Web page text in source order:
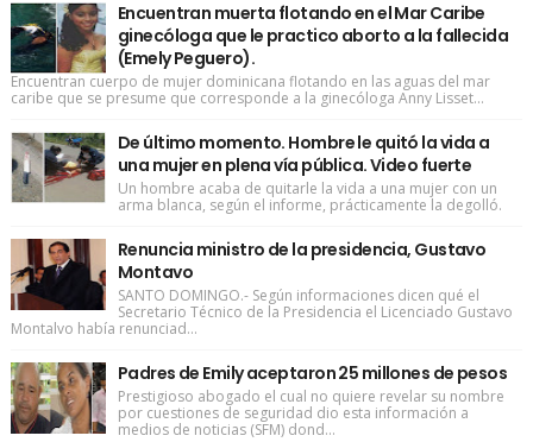
Encuentran muerta flotando en el Mar Caribe
ginecóloga que le practico aborto a la fallecida
(Emely Peguero).
Encuentran cuerpo de mujer dominicana flotando en las aguas del mar
caribe que se presume que corresponde a la ginecóloga Anny Lisset...
De último momento. Hombre le quitó la vida a
una mujer en plena vía pública. Video fuerte
Un hombre acaba de quitarle la vida a una mujer con un
arma blanca, según el informe, prácticamente la degolló.
Renuncia ministro de la presidencia, Gustavo
Montavo
SANTO DOMINGO.- Según informaciones dicen qué el
Secretario Técnico de la Presidencia el Licenciado Gustavo
Montalvo había renunciad...
Padres de Emily aceptaron 25 millones de pesos
Prestigioso abogado el cual no quiere revelar su nombre
por cuestiones de seguridad dio esta información a
medios de noticias (SFM) dond...